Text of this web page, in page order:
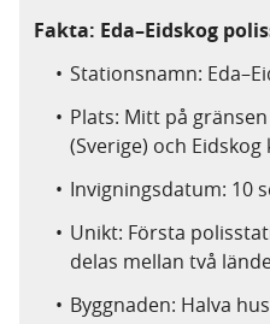
Fakta: Eda–Eidskog
Stationsnamn:
Plats: Mitt på
(Sverige) och
Invigningsdatum: 10
Unikt: Första
delas mellan två
Byggnaden: Halva